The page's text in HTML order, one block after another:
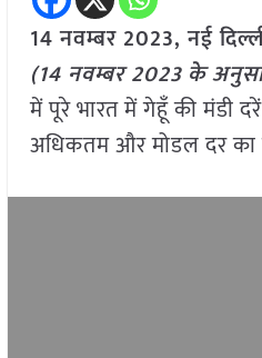
14 नवम्बर 2023, नई
(14 नवम्बर2023 के
में पूरे भारत में गेहूँ की मंडी
अधिकतम और मोडल दर